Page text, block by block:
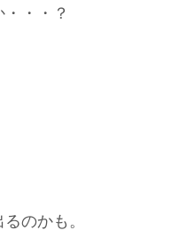
・・？
のかも。